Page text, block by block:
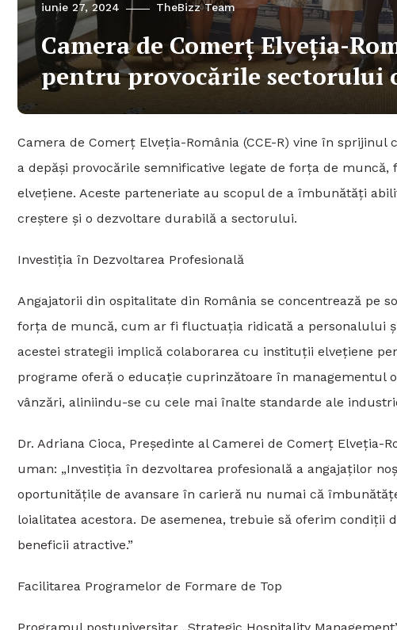
iunie 27, 2024 TheBizz Team
Camera de Comerț Elveția-
pentru provocările
Camera de Comerț Elveția-România (CCE-R) vine în
a depăși provocările semnificative legate de forța de
elvețiene. Aceste parteneriate au scopul de a îmbunătăți
creștere și o dezvoltare durabilă a sectorului.
Investiția în Dezvoltarea Profesională
Angajatorii din ospitalitate din România se concentrează pe
forța de muncă, cum ar fi fluctuația ridicată a personalului
acestei strategii implică colaborarea cu instituții elvețiene
programe oferă o educație cuprinzătoare în
vânzări, aliniindu-se cu cele mai înalte standarde ale
Dr. Adriana Cioca, Președinte al Camerei de Comerț
uman: „Investiția în dezvoltarea profesională a angajaților
oportunitățile de avansare în carieră nu numai că
loialitatea acestora. De asemenea, trebuie să oferim condiții
beneficii atractive.”
Facilitarea Programelor de Formare de Top